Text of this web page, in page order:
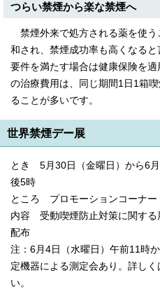
つらい禁煙から楽な禁煙へ
禁煙外来で処方される薬を使う
和され、禁煙成功率も高くなると
要件を満たす場合は健康保険を
の治療費用は、同じ期間1日1箱
ることが多いです。
世界禁煙デー展
とき 5月30日（金曜日）から6
後5時
ところ プロモーションコーナー
内容 受動喫煙防止対策に関する
配布
注：6月4日（水曜日）午前11時
定機器による測定会あり。詳し
い。